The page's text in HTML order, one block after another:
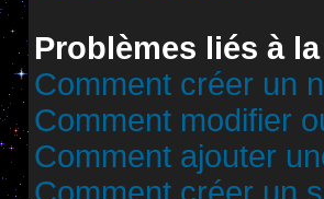
Problèmes liés à
Comment créer un
Comment modifier
Comment ajouter